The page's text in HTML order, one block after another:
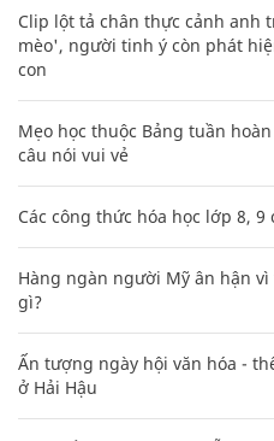
Clip lột tả chân thực cảnh anh
mèo', người tinh ý còn phát
con
Mẹo học thuộc Bảng tuần
câu nói vui vẻ
Các công thức hóa học lớp 8,
Hàng ngàn người Mỹ ân hận vì
gì?
Ấn tượng ngày hội văn hóa -
ở Hải Hậu